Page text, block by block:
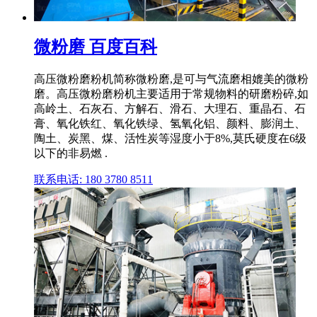
微粉磨 百度百科
高压微粉磨粉机简称微粉磨,是可与气流磨相媲美的微粉
磨。高压微粉磨粉机主要适用于常规物料的研磨粉碎,如
高岭土、石灰石、方解石、滑石、大理石、重晶石、石
膏、氧化铁红、氧化铁绿、氢氧化铝、颜料、膨润土、
陶土、炭黑、煤、活性炭等湿度小于8%,莫氏硬度在6级
以下的非易燃 .
联系电话: 180 3780 8511